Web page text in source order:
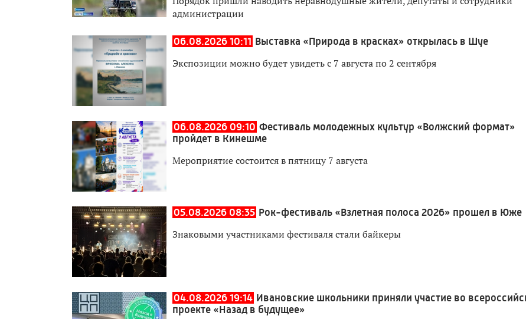
администрации
06.08.2026 10:11 Выставка «Природа в красках» открылась в Шуе
Экспозиции можно будет увидеть с 7 августа по 2 сентября
06.08.2026 09:10 Фестиваль молодежных культур «Волжский формат»
пройдет в Кинешме
Мероприятие состоится в пятницу 7 августа
05.08.2026 08:35 Рок-фестиваль «Взлетная полоса 2026» прошел в Юже
Знаковыми участниками фестиваля стали байкеры
04.08.2026 19:14 Ивановские школьники приняли участие во
проекте «Назад в будущее»